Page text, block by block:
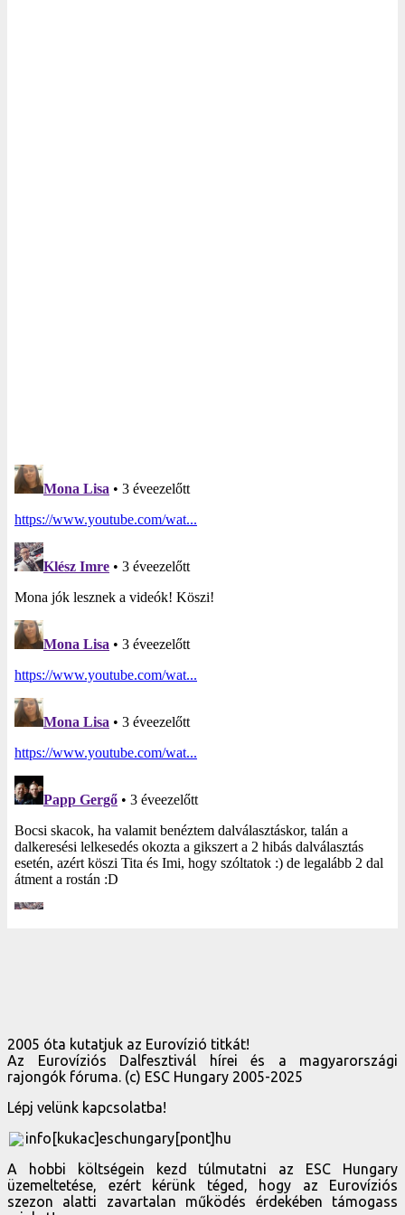
2005 óta kutatjuk az Eurovízió titkát!
Az Eurovíziós Dalfesztivál hírei és a magyarországi
rajongók fóruma. (c) ESC Hungary 2005-2025
Lépj velünk kapcsolatba!
info[kukac]eschungary[pont]hu
A hobbi költségein kezd túlmutatni az ESC Hungary
üzemeltetése, ezért kérünk téged, hogy az Eurovíziós
szezon alatti zavartalan működés érdekében támogass